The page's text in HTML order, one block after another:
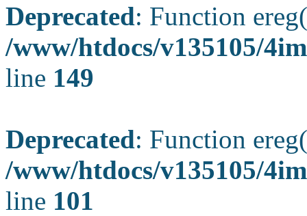
Deprecated: Function
/www/htdocs/v135105/
line 149
Deprecated: Function
/www/htdocs/v135105/
line 101